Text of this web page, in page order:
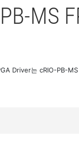
MS
Driver는 cRIO-PB-